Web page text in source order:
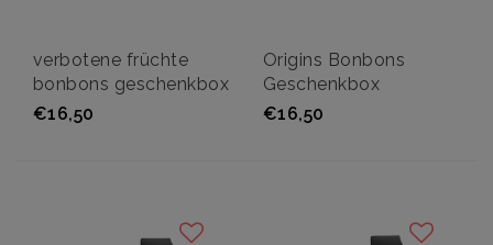
verbotene früchte
bonbons geschenkbox
€16,50
Origins Bonbons
Geschenkbox
€16,50